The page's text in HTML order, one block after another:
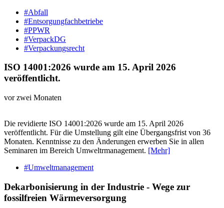
#Abfall
#Entsorgungfachbetriebe
#PPWR
#VerpackDG
#Verpackungsrecht
ISO 14001:2026 wurde am 15. April 2026
veröffentlicht.
vor zwei Monaten
Die revidierte ISO 14001:2026 wurde am 15. April 2026
veröffentlicht. Für die Umstellung gilt eine Übergangsfrist von 36
Monaten. Kenntnisse zu den Änderungen erwerben Sie in allen
Seminaren im Bereich Umweltrmanagement. [Mehr]
#Umweltmanagement
Dekarbonisierung in der Industrie - Wege zur
fossilfreien Wärmeversorgung